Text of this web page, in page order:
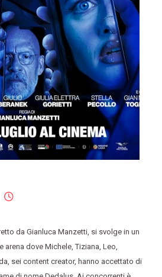
da Gianluca Manzetti, si svolge in un
arena dove Michele,Tiziana, Leo,
, sei content creator, hanno accettato di